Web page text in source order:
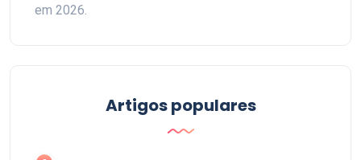
em 2026.
Artigos populares